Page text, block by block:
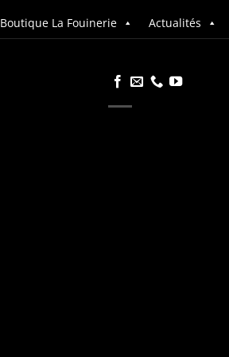
Boutique La Fouinerie Actualités